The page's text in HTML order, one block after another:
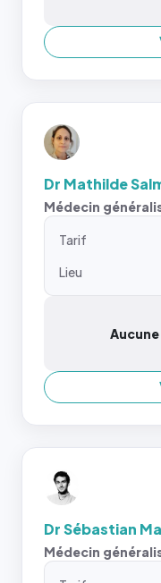
Dr Mathilde
Médecin
Tarif
Lieu
Dr Sébastian
Médecin